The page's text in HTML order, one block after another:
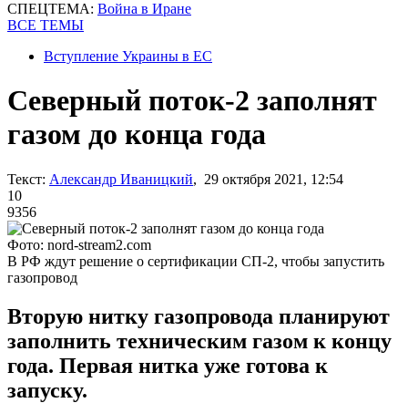
СПЕЦТЕМА: Война в Иране
ВСЕ ТЕМЫ
Вступление Украины в ЕС
Северный поток-2 заполнят
газом до конца года
Текст: Александр Иваницкий, 29 октября 2021, 12:54
10
9356
Фото: nord-stream2.com
В РФ ждут решение о сертификации СП-2, чтобы запустить
газопровод
Вторую нитку газопровода планируют
заполнить техническим газом к концу
года. Первая нитка уже готова к
запуску.